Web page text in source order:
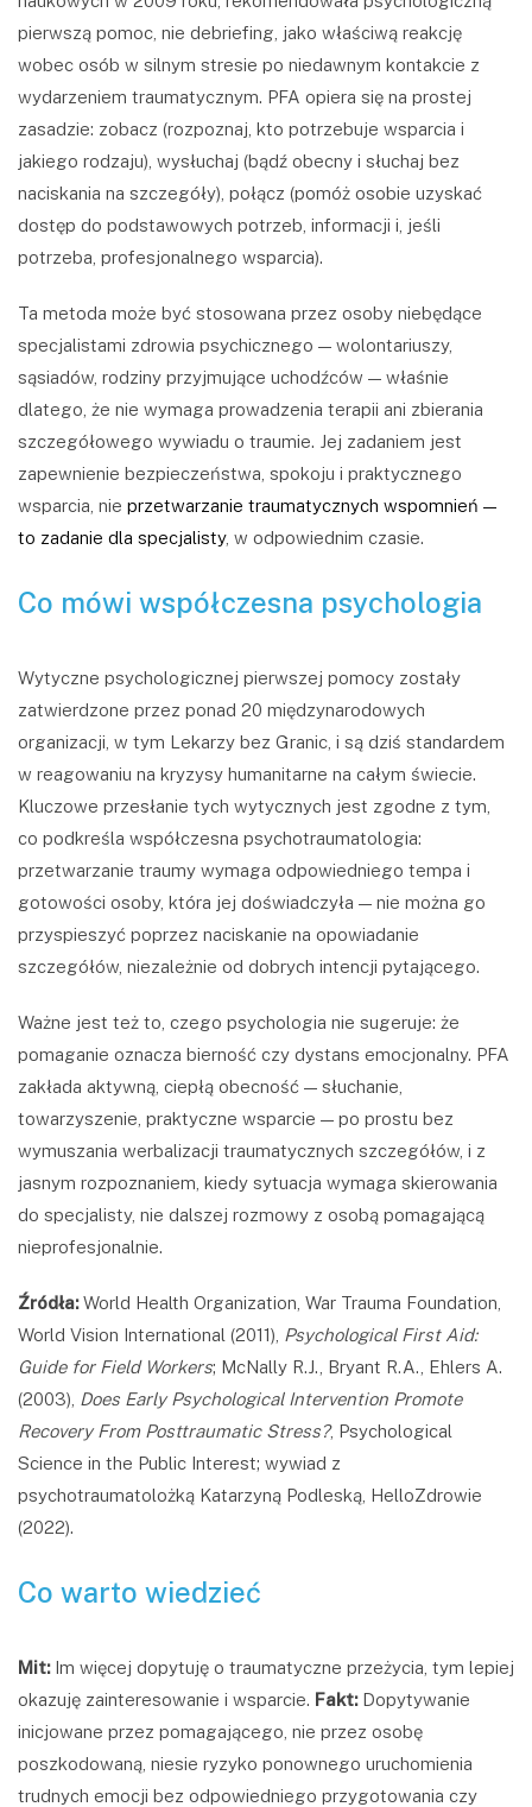
pierwszą pomoc, nie debriefing, jako właściwą reakcję
wobec osób w silnym stresie po niedawnym kontakcie z
wydarzeniem traumatycznym. PFA opiera się na prostej
zasadzie: zobacz (rozpoznaj, kto potrzebuje wsparcia i
jakiego rodzaju), wysłuchaj (bądź obecny i słuchaj bez
naciskania na szczegóły), połącz (pomóż osobie uzyskać
dostęp do podstawowych potrzeb, informacji i, jeśli
potrzeba, profesjonalnego wsparcia).
Ta metoda może być stosowana przez osoby niebędące
specjalistami zdrowia psychicznego — wolontariuszy,
sąsiadów, rodziny przyjmujące uchodźców — właśnie
dlatego, że nie wymaga prowadzenia terapii ani zbierania
szczegółowego wywiadu o traumie. Jej zadaniem jest
zapewnienie bezpieczeństwa, spokoju i praktycznego
wsparcia, nie przetwarzanie traumatycznych wspomnień —
to zadanie dla specjalisty, w odpowiednim czasie.
Co mówi współczesna psychologia
Wytyczne psychologicznej pierwszej pomocy zostały
zatwierdzone przez ponad 20 międzynarodowych
organizacji, w tym Lekarzy bez Granic, i są dziś standardem
w reagowaniu na kryzysy humanitarne na całym świecie.
Kluczowe przesłanie tych wytycznych jest zgodne z tym,
co podkreśla współczesna psychotraumatologia:
przetwarzanie traumy wymaga odpowiedniego tempa i
gotowości osoby, która jej doświadczyła — nie można go
przyspieszyć poprzez naciskanie na opowiadanie
szczegółów, niezależnie od dobrych intencji pytającego.
Ważne jest też to, czego psychologia nie sugeruje: że
pomaganie oznacza bierność czy dystans emocjonalny. PFA
zakłada aktywną, ciepłą obecność — słuchanie,
towarzyszenie, praktyczne wsparcie — po prostu bez
wymuszania werbalizacji traumatycznych szczegółów, i z
jasnym rozpoznaniem, kiedy sytuacja wymaga skierowania
do specjalisty, nie dalszej rozmowy z osobą pomagającą
nieprofesjonalnie.
Źródła:World Health Organization, War Trauma Foundation,
World Vision International (2011), Psychological First Aid:
Guide for Field Workers; McNally R.J., Bryant R.A., Ehlers A.
(2003), Does Early Psychological Intervention Promote
Recovery From Posttraumatic Stress?, Psychological
Science in the Public Interest; wywiad z
psychotraumatolożką Katarzyną Podleską, HelloZdrowie
(2022).
Co warto wiedzieć
Mit:Im więcej dopytuję o traumatyczne przeżycia, tym lepiej
okazuję zainteresowanie i wsparcie. Fakt:Dopytywanie
inicjowane przez pomagającego, nie przez osobę
poszkodowaną, niesie ryzyko ponownego uruchomienia
trudnych emocji bez odpowiedniego przygotowania czy